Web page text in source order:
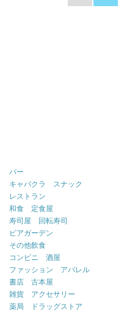
バー
キャバクラ スナック
レストラン
和食 定食屋
寿司屋 回転寿司
ビアガーデン
その他飲食
コンビニ 酒屋
ファッション アパレル
書店 古本屋
雑貨 アクセサリー
薬局 ドラッグストア